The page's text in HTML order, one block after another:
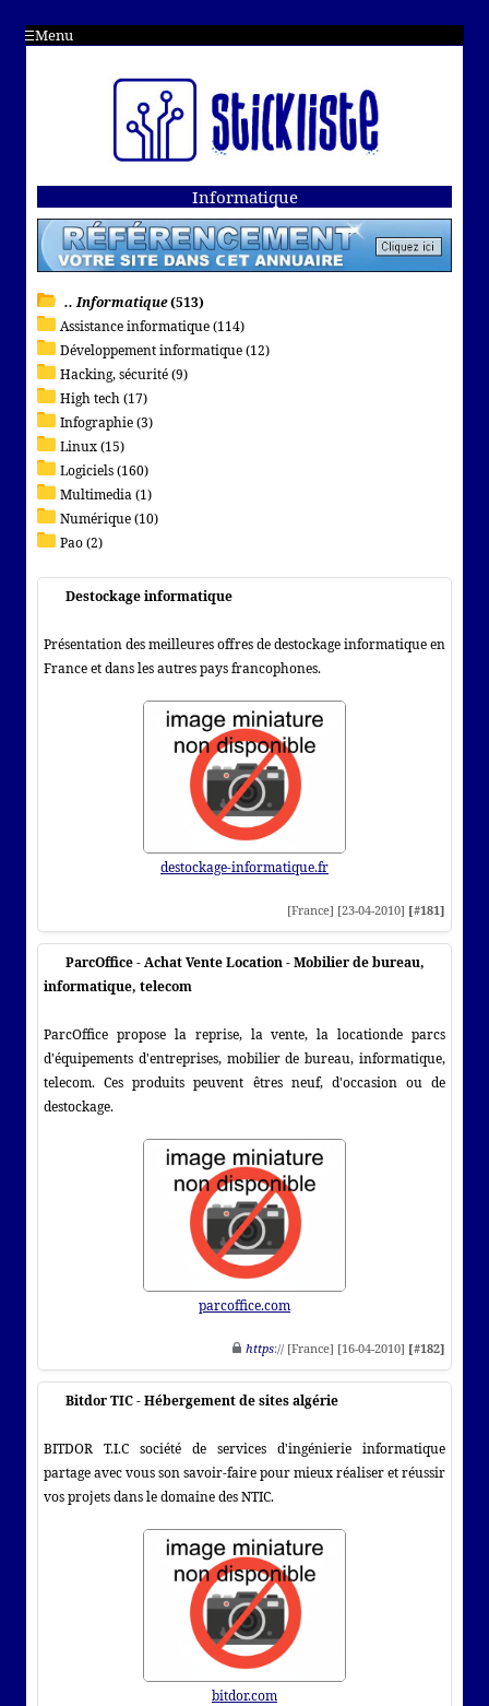
Menu
Informatique
.. Informatique(513)
Assistance informatique (114)
Développement informatique (12)
Hacking, sécurité (9)
High tech (17)
Infographie (3)
Linux (15)
Logiciels (160)
Multimedia (1)
Numérique (10)
Pao (2)
Destockage informatique
Présentation des meilleures offres de destockage informatique en
France et dans les autres pays francophones.
destockage-informatique.fr
[France] [23-04-2010] [#181]
ParcOffice - Achat Vente Location - Mobilier de bureau,
informatique, telecom
ParcOffice propose la reprise, la vente, la locationde parcs
d'équipements d'entreprises, mobilier de bureau, informatique,
telecom. Ces produits peuvent êtres neuf, d'occasion ou de
destockage.
parcoffice.com
https:// [France] [16-04-2010] [#182]
Bitdor TIC - Hébergement de sites algérie
BITDOR T.I.C société de services d'ingénierie informatique
partage avec vous son savoir-faire pour mieux réaliser et réussir
vos projets dans le domaine des NTIC.
bitdor.com